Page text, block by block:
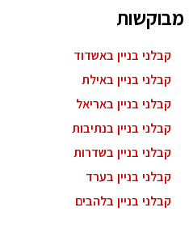
מבוקשות
קבלני בניין באשדוד
קבלני בניין באילת
קבלני בניין באריאל
קבלני בניין בנתיבות
קבלני בניין בשדרות
קבלני בניין בערד
קבלני בניין בלהבים